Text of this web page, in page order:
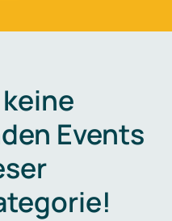
Events